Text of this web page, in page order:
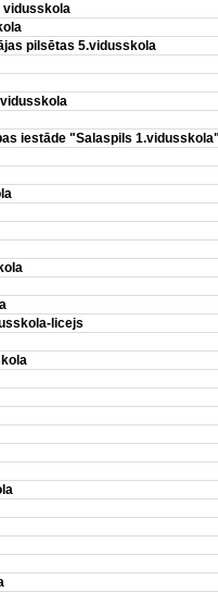
vidusskola
pilsētas 5.vidusskola
iestāde "Salaspils
licejs